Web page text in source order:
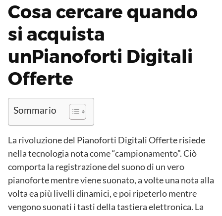
Cosa cercare quando
si acquista
unPianoforti Digitali
Offerte
Sommario
La rivoluzione del Pianoforti Digitali Offerte risiede
nella tecnologia nota come “campionamento”. Ciò
comporta la registrazione del suono di un vero
pianoforte mentre viene suonato, a volte una nota alla
volta ea più livelli dinamici, e poi ripeterlo mentre
vengono suonati i tasti della tastiera elettronica. La